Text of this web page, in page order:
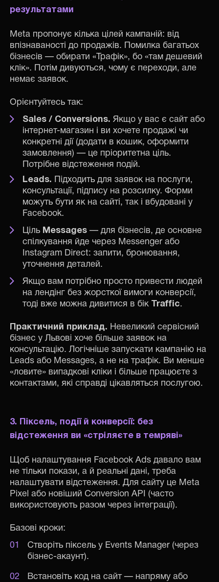
результатами
Meta пропонує кілька цілей кампаній: від
впізнаваності до продажів. Помилка багатьох
бізнесів — обирати «Трафік», бо «там дешевий
клік». Потім дивуються, чому є переходи, але
немає заявок.
Орієнтуйтесь так:
Sales / Conversions. Якщо у вас є сайт або
інтернет-магазин і ви хочете продажі чи
конкретні дії (додати в кошик, оформити
замовлення) — це пріоритетна ціль.
Потрібне відстеження подій.
Leads. Підходить для заявок на послуги,
консультації, підпису на розсилку. Форми
можуть бути як на сайті, так і вбудовані у
Facebook.
Ціль Messages — для бізнесів, де основне
спілкування йде через Messenger або
Instagram Direct: запити, бронювання,
уточнення деталей.
Якщо вам потрібно просто привести людей
на лендінг без жорсткої вимоги конверсії,
тоді вже можна дивитися в бік
Traffic.
Практичний приклад. Невеликий сервісний
бізнес у Львові хоче більше заявок на
консультацію. Логічніше запускати кампанію на
Leads або Messages, а не на трафік. Ви менше
«ловите» випадкові кліки і більше працюєте з
контактами, які справді цікавляться послугою.
3. Піксель, події й конверсії: без
відстеження ви «стріляєте в темряві»
Щоб налаштування Facebook Ads давало вам
не тільки покази, а й реальні дані, треба
налаштувати відстеження. Для сайту це Meta
Pixel або новіший Conversion API (часто
використовують разом через інтеграції).
Базові кроки:
Створіть піксель у Events Manager (через
бізнес-акаунт).
Встановіть код на сайт — напряму або